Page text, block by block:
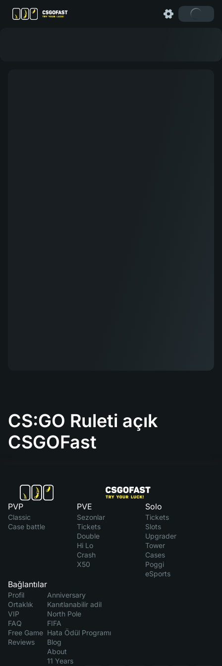
CS:GO Ruleti açık
CSGOFast
PVP
Classic
Case battle
PVE
Sezonlar
Tickets
Double
Hi Lo
Crash
X50
Solo
Tickets
Slots
Upgrader
Tower
Cases
Poggi
eSports
Bağlantılar
Profil
Ortaklık
VIP
FAQ
Free Game
Reviews
Anniversary
Kanıtlanabilir adil
North Pole
FIFA
Hata Ödül Programı
Blog
About
11 Years